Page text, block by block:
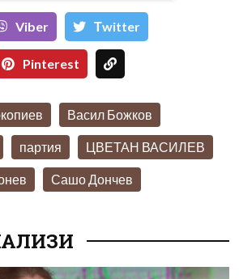
Viber Тwitter
Pinterest
Васил Божков
партия ЦВЕТАН ВАСИЛЕВ
Сашо Дончев